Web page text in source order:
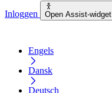
Inloggen Open Assist-widget
Engels
Dansk
Deutsch